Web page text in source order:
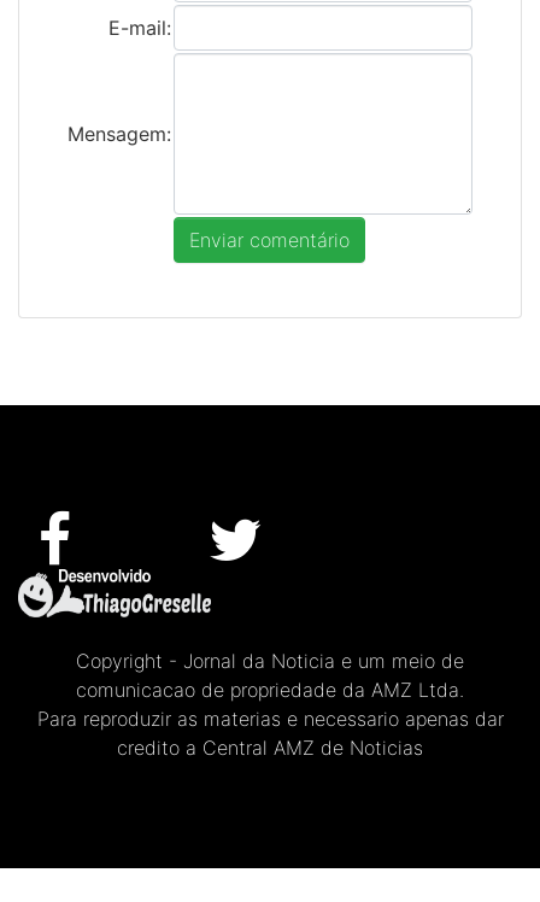
E-mail:
Mensagem:
Copyright - Jornal da Noticia e um meio de
comunicacao de propriedade da AMZ Ltda.
Para reproduzir as materias e necessario apenas dar
credito a Central AMZ de Noticias